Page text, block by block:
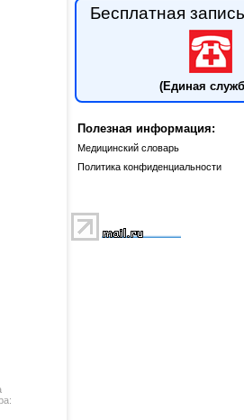
Бесплатная
(Единая
Полезная информация:
Медицинский словарь
Политика конфиденциальности